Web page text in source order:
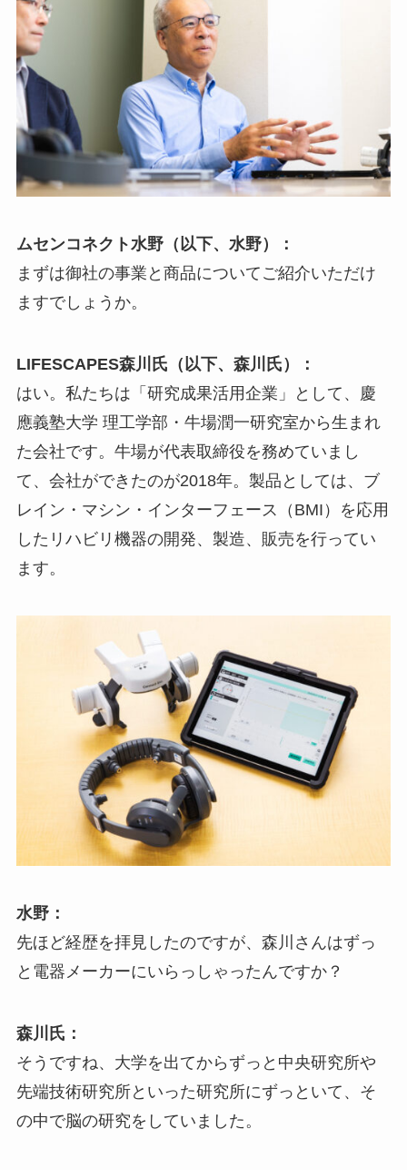
ムセンコネクト水野（以下、水野）：
まずは御社の事業と商品についてご紹介いただけ
ますでしょうか。
LIFESCAPES森川氏（以下、森川氏）：
はい。私たちは「研究成果活用企業」として、慶
應義塾大学 理工学部・牛場潤一研究室から生まれ
た会社です。牛場が代表取締役を務めていまし
て、会社ができたのが2018年。製品としては、ブ
レイン・マシン・インターフェース（BMI）を応用
したリハビリ機器の開発、製造、販売を行ってい
ます。
水野：
先ほど経歴を拝見したのですが、森川さんはずっ
と電器メーカーにいらっしゃったんですか？
森川氏：
そうですね、大学を出てからずっと中央研究所や
先端技術研究所といった研究所にずっといて、そ
の中で脳の研究をしていました。